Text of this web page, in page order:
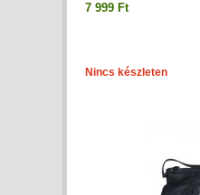
7 999 Ft
Nincs készleten